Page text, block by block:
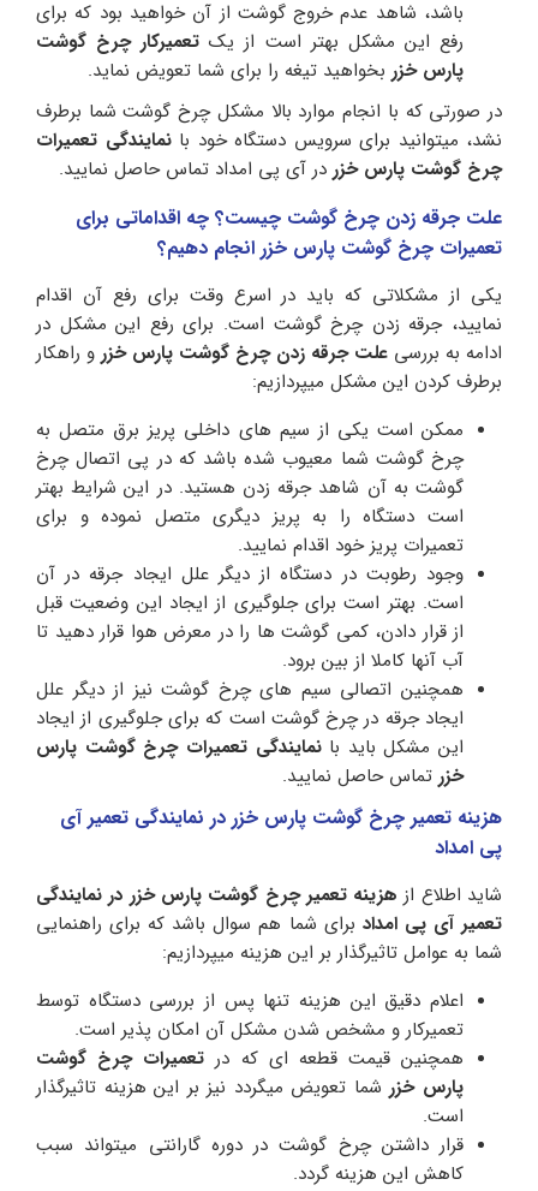
باشد، شاهد عدم خروج گوشت از آن خواهید بود که برای
رفع این مشکل بهتر است از یک تعمیرکار چرخ گوشت
پارس خزر بخواهید تیغه را برای شما تعویض نماید.
در صورتی که با انجام موارد بالا مشکل چرخ گوشت شما برطرف
نشد، میتوانید برای سرویس دستگاه خود بانمایندگی تعمیرات
چرخ گوشت پارس خزر در آی پی امداد تماس حاصل نمایید.
علت جرقه زدن چرخ گوشت چیست؟ چه اقداماتی برای
تعمیرات چرخ گوشت پارس خزر انجام دهیم؟
یکی از مشکلاتی که باید در اسرع وقت برای رفع آن اقدام
نمایید، جرقه زدن چرخ گوشت است. برای رفع این مشکل در
ادامه به بررسی علت جرقه زدن چرخ گوشت پارس خزر و راهکار
برطرف کردن این مشکل میپردازیم:
ممکن است یکی از سیم های داخلی پریز برق متصل به
چرخ گوشت شما معیوب شده باشد که در پی اتصال چرخ
گوشت به آن شاهد جرقه زدن هستید. در این شرایط بهتر
است دستگاه را به پریز دیگری متصل نموده و برای
تعمیرات پریز خود اقدام نمایید.
وجود رطوبت در دستگاه از دیگر علل ایجاد جرقه در آن
است. بهتر است برای جلوگیری از ایجاد این وضعیت قبل
از قرار دادن، کمی گوشت ها را در معرض هوا قرار دهید تا
آب آنها کاملا از بین برود.
همچنین اتصالی سیم های چرخ گوشت نیز از دیگر علل
ایجاد جرقه در چرخ گوشت است که برای جلوگیری از ایجاد
این مشکل باید بانمایندگی تعمیرات چرخ گوشت پارس
خزر تماس حاصل نمایید.
هزینه تعمیر چرخ گوشت پارس خزر در نمایندگی تعمیر آی
پی امداد
شاید اطلاع از هزینه تعمیر چرخ گوشت پارس خزر در نمایندگی
تعمیر آی پی امداد برای شما هم سوال باشد که برای راهنمایی
شما به عوامل تاثیرگذار بر این هزینه میپردازیم:
اعلام دقیق این هزینه تنها پس از بررسی دستگاه توسط
تعمیرکار و مشخص شدن مشکل آن امکان پذیر است.
همچنین قیمت قطعه ای که در تعمیرات چرخ گوشت
پارس خزرشما تعویض میگردد نیز بر این هزینه تاثیرگذار
است.
قرار داشتن چرخ گوشت در دوره گارانتی میتواند سبب
کاهش این هزینه گردد.